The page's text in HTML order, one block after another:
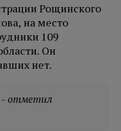
Рощинского
на место
109
Он
нет.
- отметил